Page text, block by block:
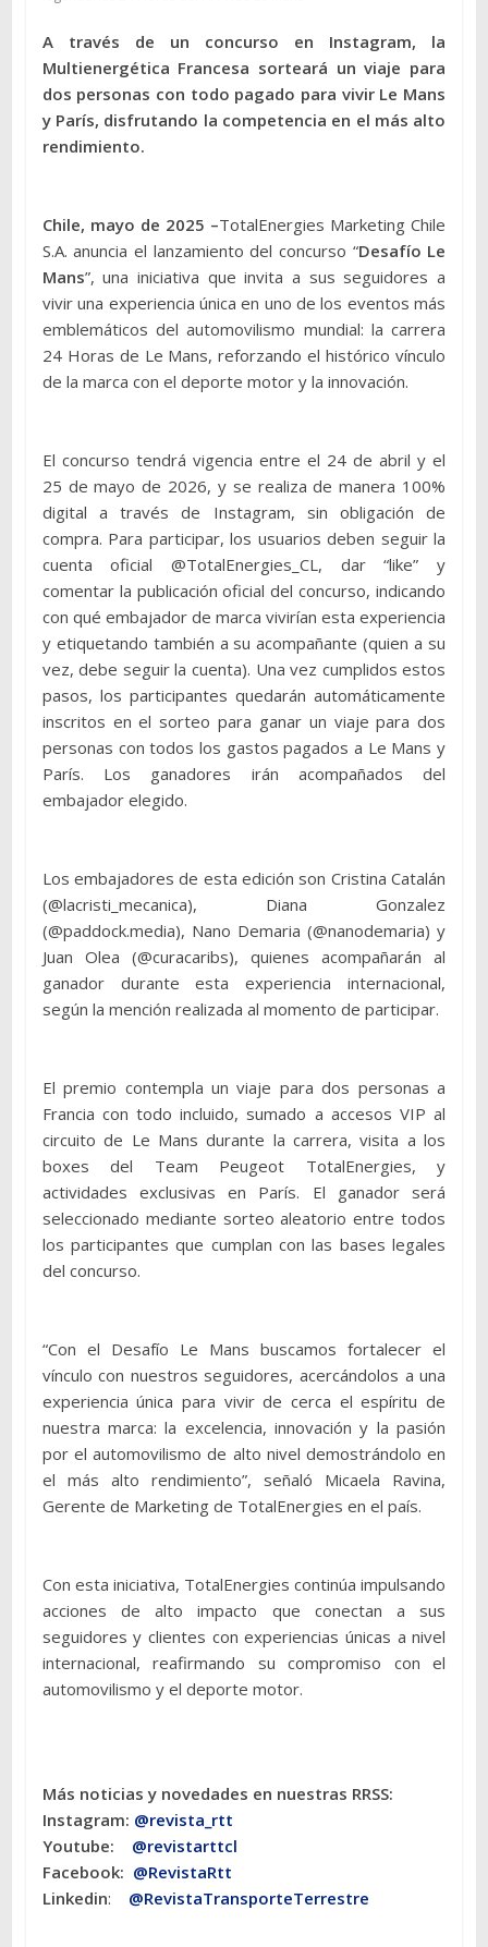
A través de un concurso en Instagram, la
Multienergética Francesa sorteará un viaje para
dos personas con todo pagado para vivir Le Mans
y París, disfrutando la competencia en el más alto
rendimiento.
Chile, mayo de 2025 –TotalEnergies Marketing Chile
S.A. anuncia el lanzamiento del concurso “Desafío Le
Mans”, una iniciativa que invita a sus seguidores a
vivir una experiencia única en uno de los eventos más
emblemáticos del automovilismo mundial: la carrera
24 Horas de Le Mans, reforzando el histórico vínculo
de la marca con el deporte motor y la innovación.
El concurso tendrá vigencia entre el 24 de abril y el
25 de mayo de 2026, y se realiza de manera 100%
digital a través de Instagram, sin obligación de
compra. Para participar, los usuarios deben seguir la
cuenta oficial @TotalEnergies_CL, dar “like” y
comentar la publicación oficial del concurso, indicando
con qué embajador de marca vivirían esta experiencia
y etiquetando también a su acompañante (quien a su
vez, debe seguir la cuenta). Una vez cumplidos estos
pasos, los participantes quedarán automáticamente
inscritos en el sorteo para ganar un viaje para dos
personas con todos los gastos pagados a Le Mans y
París. Los ganadores irán acompañados del
embajador elegido.
Los embajadores de esta edición son Cristina Catalán
(@lacristi_mecanica), Diana Gonzalez
(@paddock.media), Nano Demaria (@nanodemaria) y
Juan Olea (@curacaribs), quienes acompañarán al
ganador durante esta experiencia internacional,
según la mención realizada al momento de participar.
El premio contempla un viaje para dos personas a
Francia con todo incluido, sumado a accesos VIP al
circuito de Le Mans durante la carrera, visita a los
boxes del Team Peugeot TotalEnergies, y
actividades exclusivas en París. El ganador será
seleccionado mediante sorteo aleatorio entre todos
los participantes que cumplan con las bases legales
del concurso.
“Con el Desafío Le Mans buscamos fortalecer el
vínculo con nuestros seguidores, acercándolos a una
experiencia única para vivir de cerca el espíritu de
nuestra marca: la excelencia, innovación y la pasión
por el automovilismo de alto nivel demostrándolo en
el más alto rendimiento”, señaló Micaela Ravina,
Gerente de Marketing de TotalEnergies en el país.
Con esta iniciativa, TotalEnergies continúa impulsando
acciones de alto impacto que conectan a sus
seguidores y clientes con experiencias únicas a nivel
internacional, reafirmando su compromiso con el
automovilismo y el deporte motor.
Más noticias y novedades en nuestras RRSS:
Instagram: @revista_rtt
Youtube: @revistarttcl
Facebook: @RevistaRtt
Linkedin: @RevistaTransporteTerrestre